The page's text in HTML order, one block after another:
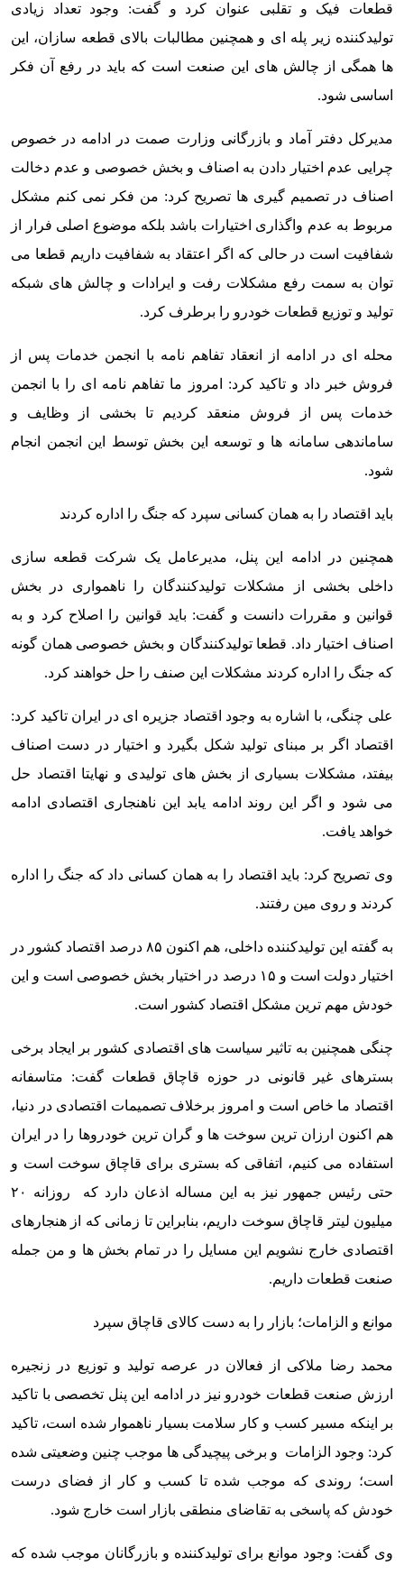
قطعات فیک و تقلبی عنوان کرد و گفت: وجود تعداد زیادی
تولیدکننده زیر پله ای و همچنین مطالبات بالای قطعه سازان، این
ها همگی از چالش های این صنعت است که باید در رفع آن فکر
اساسی شود.
مدیرکل دفتر آماد و بازرگانی وزارت صمت در ادامه در خصوص
چرایی عدم اختیار دادن به اصناف و بخش خصوصی و عدم دخالت
اصناف در تصمیم گیری ها تصریح کرد: من فکر نمی کنم مشکل
مربوط به عدم واگذاری اختیارات باشد بلکه موضوع اصلی فرار از
شفافیت است در حالی که اگر اعتقاد به شفافیت داریم قطعا می
توان به سمت رفع مشکلات رفت و ایرادات و چالش های شبکه
تولید و توزیع قطعات خودرو را برطرف کرد.
محله ای در ادامه از انعقاد تفاهم نامه با انجمن خدمات پس از
فروش خبر داد و تاکید کرد: امروز ما تفاهم نامه ای را با انجمن
خدمات پس از فروش منعقد کردیم تا بخشی از وظایف و
ساماندهی سامانه ها و توسعه این بخش توسط این انجمن انجام
شود.
باید اقتصاد را به همان کسانی سپرد که جنگ را اداره کردند
همچنین در ادامه این پنل، مدیرعامل یک شرکت قطعه سازی
داخلی بخشی از مشکلات تولیدکنندگان را ناهمواری در بخش
قوانین و مقررات دانست و گفت: باید قوانین را اصلاح کرد و به
اصناف اختیار داد. قطعا تولیدکنندگان و بخش خصوصی همان گونه
که جنگ را اداره کردند مشکلات این صنف را حل خواهند کرد.
علی چنگی، با اشاره به وجود اقتصاد جزیره ای در ایران تاکید کرد:
اقتصاد اگر بر مبنای تولید شکل بگیرد و اختیار در دست اصناف
بیفتد، مشکلات بسیاری از بخش های تولیدی و نهایتا اقتصاد حل
می شود و اگر این روند ادامه یابد این ناهنجاری اقتصادی ادامه
خواهد یافت.
وی تصریح کرد: باید اقتصاد را به همان کسانی داد که جنگ را اداره
کردند و روی مین رفتند.
به گفته این تولیدکننده داخلی، هم اکنون ۸۵ درصد اقتصاد کشور در
اختیار دولت است و ۱۵ درصد در اختیار بخش خصوصی است و این
خودش مهم ترین مشکل اقتصاد کشور است.
چنگی همچنین به تاثیر سیاست های اقتصادی کشور بر ایجاد برخی
بسترهای غیر قانونی در حوزه قاچاق قطعات گفت: متاسفانه
اقتصاد ما خاص است و امروز برخلاف تصمیمات اقتصادی در دنیا،
هم اکنون ارزان ترین سوخت ها و گران ترین خودروها را در ایران
استفاده می کنیم، اتفاقی که بستری برای قاچاق سوخت است و
حتی رئیس جمهور نیز به این مساله اذعان دارد که روزانه ۲۰
میلیون لیتر قاچاق سوخت داریم، بنابراین تا زمانی که از هنجارهای
اقتصادی خارج نشویم این مسایل را در تمام بخش ها و من جمله
صنعت قطعات داریم.
موانع و الزامات؛ بازار را به دست کالای قاچاق سپرد
محمد رضا ملاکی از فعالان در عرصه تولید و توزیع در زنجیره
ارزش صنعت قطعات خودرو نیز در ادامه این پنل تخصصی با تاکید
بر اینکه مسیر کسب و کار سلامت بسیار ناهموار شده است، تاکید
کرد: وجود الزامات و برخی پیچیدگی ها موجب چنین وضعیتی شده
است؛ روندی که موجب شده تا کسب و کار از فضای درست
خودش که پاسخی به تقاضای منطقی بازار است خارج شود.
وی گفت: وجود موانع برای تولیدکننده و بازرگانان موجب شده که